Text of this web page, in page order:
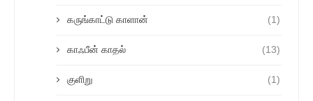
கருங்காட்டு காளான் (1)
காஃபீன் காதல் (13)
குளிறு (1)